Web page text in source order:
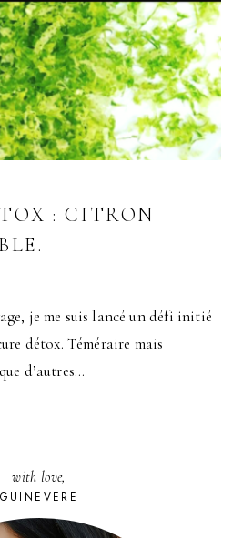
: CITRON
je me suis lancé un défi initié
détox. Téméraire mais
d’autres…
with love,
GUINEVERE